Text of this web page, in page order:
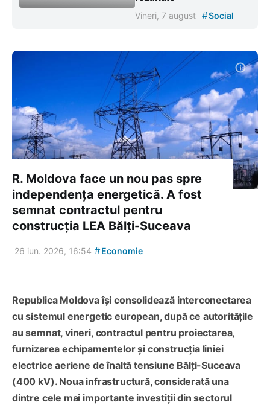
Vineri, 7 august #Social
R. Moldova face un nou pas spre
independența energetică. A fost
semnat contractul pentru
construcția LEA Bălți-Suceava
26 iun. 2026, 16:54 #Economie
Republica Moldova își consolidează interconectarea
cu sistemul energetic european, după ce autoritățile
au semnat, vineri, contractul pentru proiectarea,
furnizarea echipamentelor și construcția liniei
electrice aeriene de înaltă tensiune Bălți-Suceava
(400 kV). Noua infrastructură, considerată una
dintre cele mai importante investiții din sectorul